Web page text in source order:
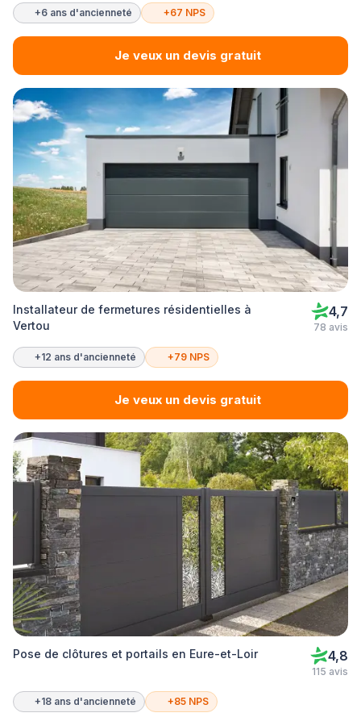
+6 ans d'ancienneté +67 NPS
Je veux un devis gratuit
Installateur de fermetures résidentielles à
Vertou
4,7
78 avis
+12 ans d'ancienneté +79 NPS
Je veux un devis gratuit
Pose de clôtures et portails en Eure-et-Loir 4,8
115 avis
+18 ans d'ancienneté +85 NPS